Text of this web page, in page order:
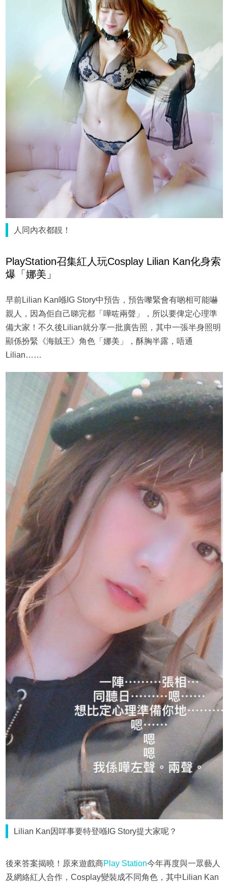
人同內衣都靚！
PlayStation召集紅人玩Cosplay Lilian Kan化身索
爆「娜美」
早前Lilian Kan喺IG Story中預告，預告嚟緊會有啲相可能嚇
親人，因為佢自己睇完都「嘩咗兩聲」，所以要俾定心理準
備大家！不久後Lilian就分享一批廣告照，其中一張半身照明
顯係扮緊《海賊王》角色「娜美」，酥胸半露，唔通
Lilian……
Lilian Kan因咩事要特登喺IG Story提大家呢？
後來答案揭曉！原來遊戲商 Play Station今年再度與一眾藝人
及網絡紅人合作，Cosplay變裝成不同角色，其中Lilian Kan